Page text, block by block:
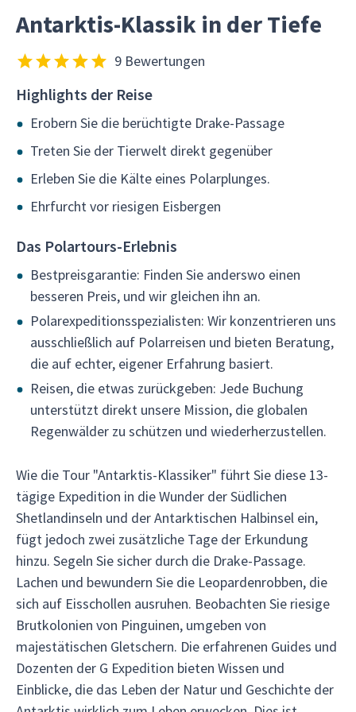
Antarktis-Klassik in der Tiefe
9 Bewertungen
Highlights der Reise
Erobern Sie die berüchtigte Drake-Passage
Treten Sie der Tierwelt direkt gegenüber
Erleben Sie die Kälte eines Polarplunges.
Ehrfurcht vor riesigen Eisbergen
Das Polartours-Erlebnis
Bestpreisgarantie: Finden Sie anderswo einen
besseren Preis, und wir gleichen ihn an.
Polarexpeditionsspezialisten: Wir konzentrieren uns
ausschließlich auf Polarreisen und bieten Beratung,
die auf echter, eigener Erfahrung basiert.
Reisen, die etwas zurückgeben: Jede Buchung
unterstützt direkt unsere Mission, die globalen
Regenwälder zu schützen und wiederherzustellen.
Wie die Tour "Antarktis-Klassiker" führt Sie diese 13-
tägige Expedition in die Wunder der Südlichen
Shetlandinseln und der Antarktischen Halbinsel ein,
fügt jedoch zwei zusätzliche Tage der Erkundung
hinzu. Segeln Sie sicher durch die Drake-Passage.
Lachen und bewundern Sie die Leopardenrobben, die
sich auf Eisschollen ausruhen. Beobachten Sie riesige
Brutkolonien von Pinguinen, umgeben von
majestätischen Gletschern. Die erfahrenen Guides und
Dozenten der G Expedition bieten Wissen und
Einblicke, die das Leben der Natur und Geschichte der